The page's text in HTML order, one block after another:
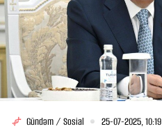
Gündəm / Sosial 25-07-2025, 10:19